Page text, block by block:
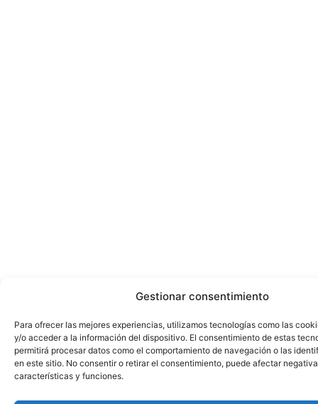
Gestionar consentimiento
Para ofrecer las mejores experiencias, utilizamos tecnologías como las
y/o acceder a la información del dispositivo. El consentimiento de estas
permitirá procesar datos como el comportamiento de navegación o las
en este sitio. No consentir o retirar el consentimiento, puede afectar
características y funciones.